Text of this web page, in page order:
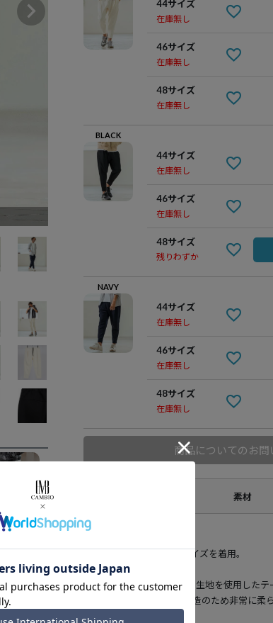
OFF WHITE
【Magine(マージン)】Surf Knit Fabric Tapered Pants テーパードパンツ(MGN-253-005)
44サイズ
在庫無し
46サイズ
在庫無し
48サイズ
在庫無し
BLACK
44サイズ
在庫無し
46サイズ
在庫無し
48サイズ
残りわずか
NAVY
44サイズ
在庫無し
46サイズ
在庫無し
48サイズ
在庫無し
商品についてのお問
素材
181cmのモデルが46サイズを着用。
表面感のあるカットソー生地を使用したテ
空気を含むような2重構造のため非常に柔
な生地です。